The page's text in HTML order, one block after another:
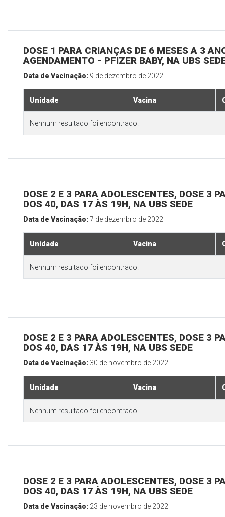
DOSE 1 PARA CRIANÇAS DE 6 MESES A 3
AGENDAMENTO - PFIZER BABY, NA UBS
Data de Vacinação: 9 de dezembro de 2022
Unidade Vacina
Nenhum resultado foi encontrado.
DOSE 2 E 3 PARA ADOLESCENTES, DOSE 3
DOS 40, DAS 17 ÀS 19H, NA UBS SEDE
Data de Vacinação:7 de dezembro de 2022
Unidade Vacina
Nenhum resultado foi encontrado.
DOSE 2 E 3 PARA ADOLESCENTES, DOSE 3
DOS 40, DAS 17 ÀS 19H, NA UBS SEDE
Data de Vacinação: 30 de novembro de 2022
Unidade Vacina
Nenhum resultado foi encontrado.
DOSE 2 E 3 PARA ADOLESCENTES, DOSE 3
DOS 40, DAS 17 ÀS 19H, NA UBS SEDE
Data de Vacinação: 23 de novembro de 2022